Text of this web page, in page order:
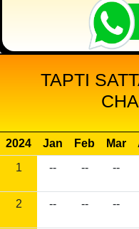
TAPTI
2024 Jan Feb Mar
1
-- -- --
2 -- -- --